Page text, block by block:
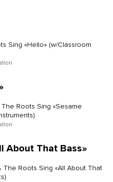
Sing «Hello» (w/Classroom
Roots Sing «Sesame
About That Bass»
The Roots Sing «All About That